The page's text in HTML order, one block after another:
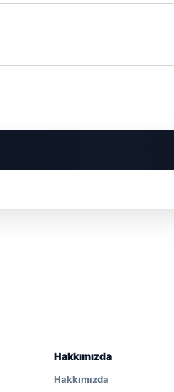
Hakkımızda
Hakkımızda